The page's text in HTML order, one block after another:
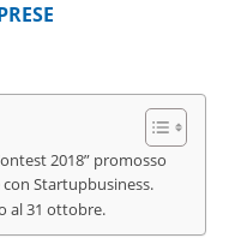
2018” promosso
Startupbusiness.
al 31 ottobre.